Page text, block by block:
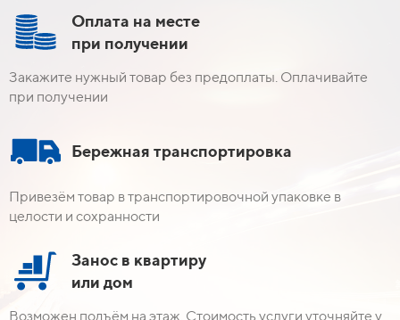
Оплата на месте
при получении
Закажите нужный товар без предоплаты. Оплачивайте
при получении
Бережная транспортировка
Привезём товар в транспортировочной упаковке в
целости и сохранности
Занос в квартиру
или дом
Возможен подъём на этаж. Стоимость услуги уточняйте у